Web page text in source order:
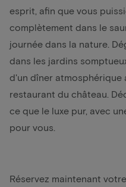
esprit, afin que vous
complètement dans le
journée dans la nature.
dans les jardins
d'un dîner atmosphérique
restaurant du château.
ce que le luxe pur, avec
pour vous.
Réservez maintenant